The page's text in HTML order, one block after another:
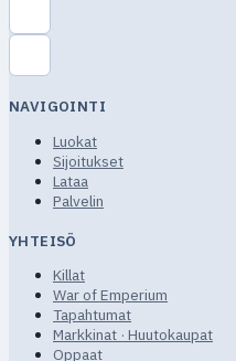
NAVIGOINTI
Luokat
Sijoitukset
Lataa
Palvelin
YHTEISÖ
Killat
War of Emperium
Tapahtumat
Markkinat · Huutokaupat
Oppaat